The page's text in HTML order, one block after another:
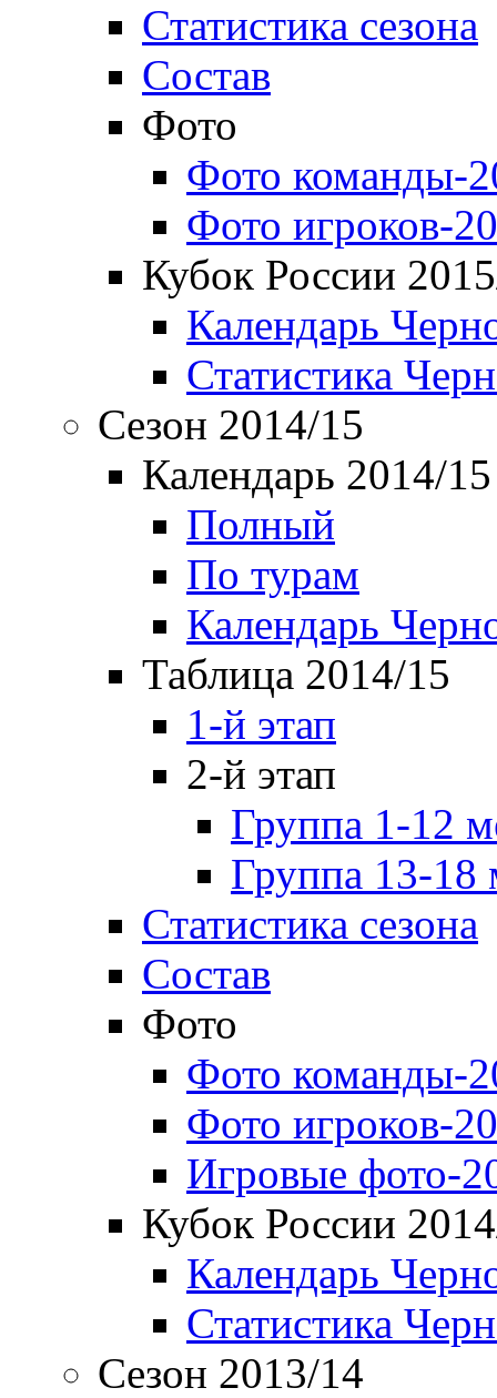
Статистика сезона
Состав
Фото
Фото команды-
Фото игроков-
Кубок России
Календарь
Статистика
Сезон 2014/15
Календарь 2014/15
Полный
По турам
Календарь
Таблица 2014/15
1-й этап
2-й этап
Группа 1-12
Группа 13-18
Статистика сезона
Состав
Фото
Фото команды-
Фото игроков-
Игровые фото-
Кубок России
Календарь
Статистика
Сезон 2013/14